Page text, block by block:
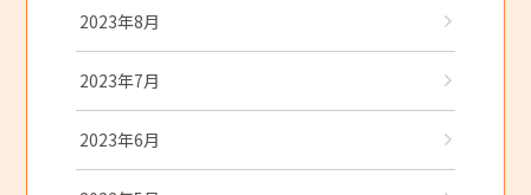
2023年8月
2023年7月
2023年6月